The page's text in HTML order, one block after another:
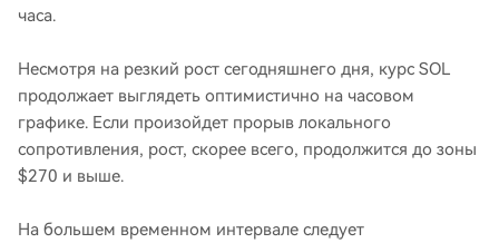
часа.
Несмотря на резкий рост сегодняшнего дня, курс SOL
продолжает выглядеть оптимистично на часовом
графике. Если произойдет прорыв локального
сопротивления, рост, скорее всего, продолжится до зоны
$270 и выше.
На большем временном интервале следует